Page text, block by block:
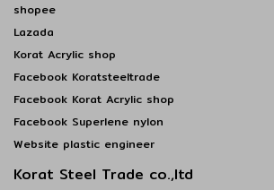
shopee
Lazada
Korat Acrylic shop
Facebook Koratsteeltrade
Facebook Korat Acrylic shop
Facebook Superlene nylon
Website plastic engineer
Korat Steel Trade co.,ltd